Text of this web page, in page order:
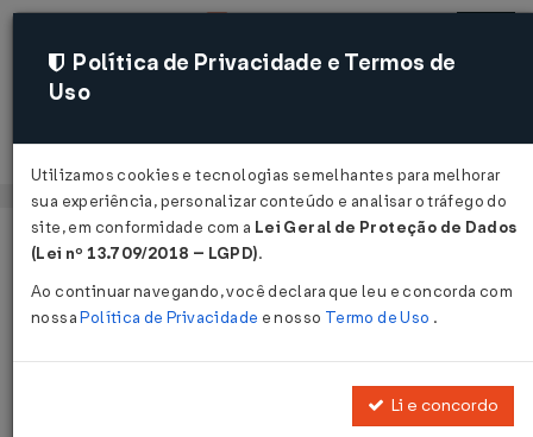
Acessar
Página Inicial
Notícias
segunda-feira com benefício para pagamento pelo aplicativo
Manaus Atende...
Voltar
Política de Privacidade e Termos de
Uso
Utilizamos cookies e tecnologias semelhantes para melhorar
sua experiência, personalizar conteúdo e analisar o tráfego do
site, em conformidade com a Lei Geral de Proteção de Dados
(Lei nº 13.709/2018 – LGPD).
Ao continuar navegando, você declara que leu e concorda com
nossaPolítica de Privacidade e nosso Termo de Uso .
Li e concordo